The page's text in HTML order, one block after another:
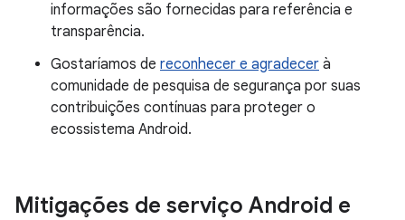
informações são fornecidas para referência e
transparência.
Gostaríamos de reconhecer e agradecer à
comunidade de pesquisa de segurança por suas
contribuições contínuas para proteger o
ecossistema Android.
Mitigações de serviço Android e